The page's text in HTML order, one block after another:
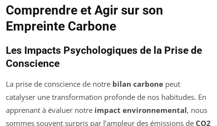
Comprendre et Agir sur son
Empreinte Carbone
Les Impacts Psychologiques de la Prise de
Conscience
La prise de conscience de notre bilan carbone peut
catalyser une transformation profonde de nos habitudes. En
apprenant à évaluer notre impact environnemental, nous
sommes souvent surpris par l’ampleur des émissions de CO2